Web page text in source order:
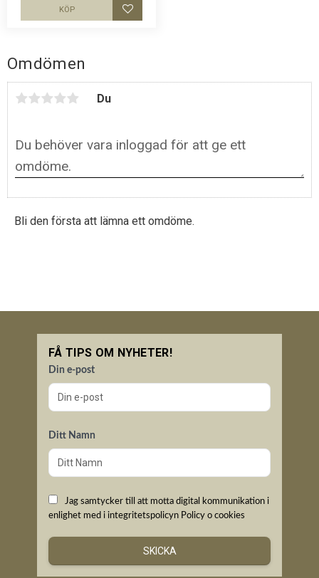
Omdömen
Du
Bli den första att lämna ett omdöme.
Lägg till i favoriter
KÖP
FÅ TIPS OM NYHETER!
Din e-post
Ditt Namn
Jag samtycker till att motta digital kommunikation i
enlighet med i integritetspolicyn Policy o cookies
SKICKA